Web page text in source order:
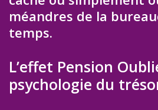
méandres de la
temps.
L’effet Pension
psychologie du